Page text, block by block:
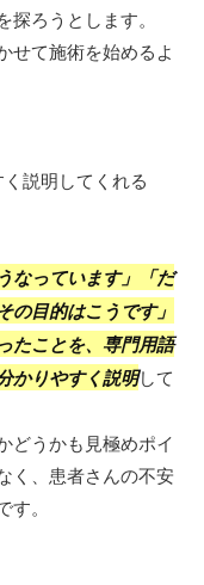
ろうとします。
せて施術を始めるよ
説明してくれる
なっています」「だ
の目的はこうです」
たことを、専門用語
かりやすく説明して
どうかも見極めポイ
く、患者さんの不安
。